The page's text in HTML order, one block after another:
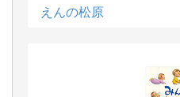
えんの松原